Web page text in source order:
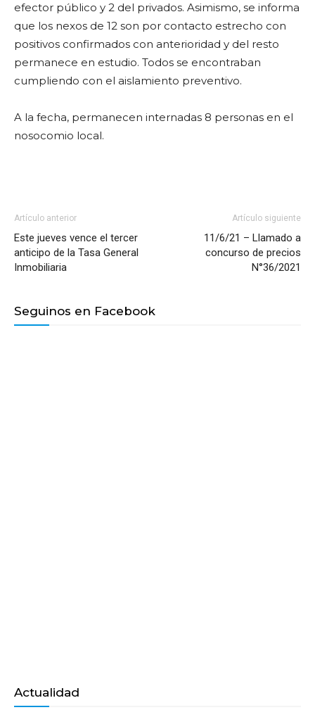
efector público y 2 del privados. Asimismo, se informa
que los nexos de 12 son por contacto estrecho con
positivos confirmados con anterioridad y del resto
permanece en estudio. Todos se encontraban
cumpliendo con el aislamiento preventivo.
A la fecha, permanecen internadas 8 personas en el
nosocomio local.
Artículo anterior
Este jueves vence el tercer
anticipo de la Tasa General
Inmobiliaria
Artículo siguiente
11/6/21 – Llamado a
concurso de precios
N°36/2021
Seguinos en Facebook
Actualidad